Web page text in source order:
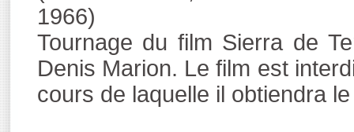
1966)
Tournage du film Sierra de
Denis Marion. Le film est
cours de laquelle il obtiendra